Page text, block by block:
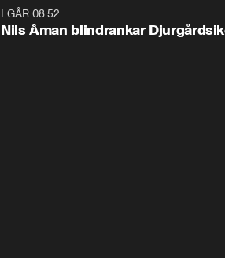
I GÅR 08:52
Nils Åman blindrankar